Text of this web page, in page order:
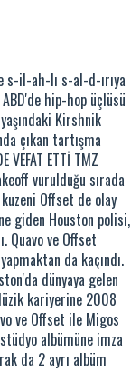
s-il-ah-lı s-al-d-ırıya
hip-hop üçlüsü
Kirshnik
çıkan tartışma
ETTİ TMZ
vurulduğu sırada
Offset de olay
giden Houston polisi,
Quavo ve Offset
da kaçındı.
dünyaya gelen
kariyerine 2008
ve Offset ile Migos
albümüne imza
da 2 ayrı albüm